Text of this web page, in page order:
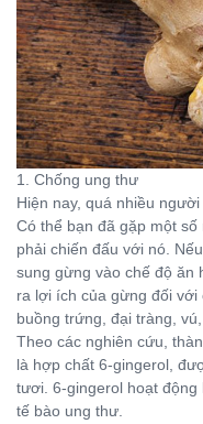
1. Chống ung thư
Hiện nay, quá nhiều
Có thể bạn đã gặp một
phải chiến đấu với nó.
sung gừng vào chế độ ăn
ra lợi ích của gừng đối với
buồng trứng, đại tràng,
Theo các nghiên cứu,
là hợp chất 6-gingerol,
tươi. 6-gingerol hoạt động
tế bào ung thư.